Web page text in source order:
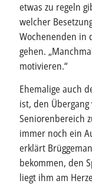
etwas zu regeln
welcher
Wochenenden in
gehen.
motivieren.“
Ehemalige auch
ist, den
Seniorenbereich
immer noch ein
erklärt
bekommen, den
liegt ihm am